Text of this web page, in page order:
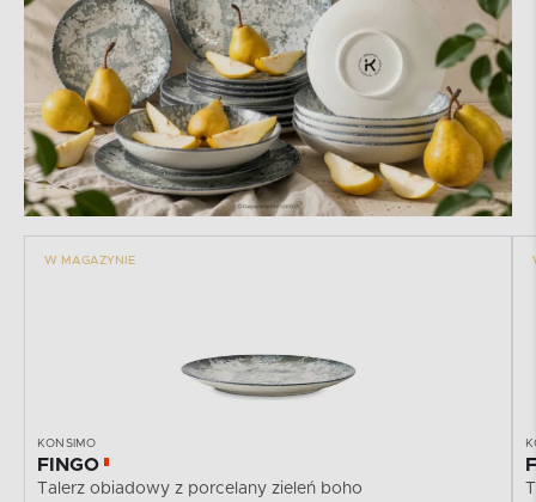
W MAGAZYNIE
KONSIMO
FINGO
Talerz obiadowy z porcelany zieleń boho